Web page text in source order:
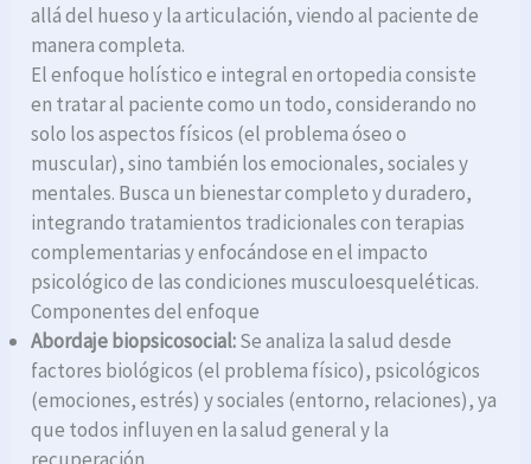
allá del hueso y la articulación, viendo al paciente de
manera completa.
El enfoque holístico e integral en ortopedia consiste
en tratar al paciente como un todo, considerando no
solo los aspectos físicos (el problema óseo o
muscular), sino también los emocionales, sociales y
mentales. Busca un bienestar completo y duradero,
integrando tratamientos tradicionales con terapias
complementarias y enfocándose en el impacto
psicológico de las condiciones musculoesqueléticas.
Componentes del enfoque
Abordaje biopsicosocial:Se analiza la salud desde
factores biológicos (el problema físico), psicológicos
(emociones, estrés) y sociales (entorno, relaciones), ya
que todos influyen en la salud general y la